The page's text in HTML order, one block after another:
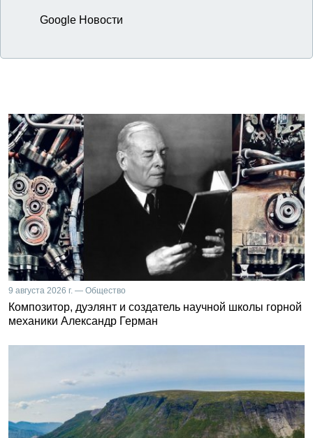
Google Новости
9 августа 2026 г. — Общество
Композитор, дуэлянт и создатель научной школы горной
механики Александр Герман